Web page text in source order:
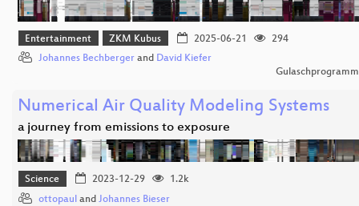
Entertainment ZKM Kubus 2025-06-21
294
Johannes Bechberger and David Kiefer
Numerical Air Quality Modeling Systems
a journey from emissions to exposure
Science 2023-12-29
1.2k
ottopaul and Johannes Bieser